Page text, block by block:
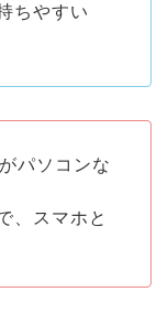
ちやすい
パソコンな
、スマホと